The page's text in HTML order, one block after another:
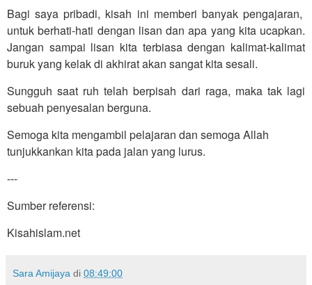
Bagi saya pribadi, kisah ini memberi banyak pengajaran,
untuk berhati-hati dengan lisan dan apa yang kita ucapkan.
Jangan sampai lisan kita terbiasa dengan kalimat-kalimat
buruk yang kelak di akhirat akan sangat kita sesali.
Sungguh saat ruh telah berpisah dari raga, maka tak lagi
sebuah penyesalan berguna.
Semoga kita mengambil pelajaran dan semoga Allah
tunjukkankan kita pada jalan yang lurus.
---
Sumber referensi:
Kisahislam.net
Sara Amijaya di 08:49:00